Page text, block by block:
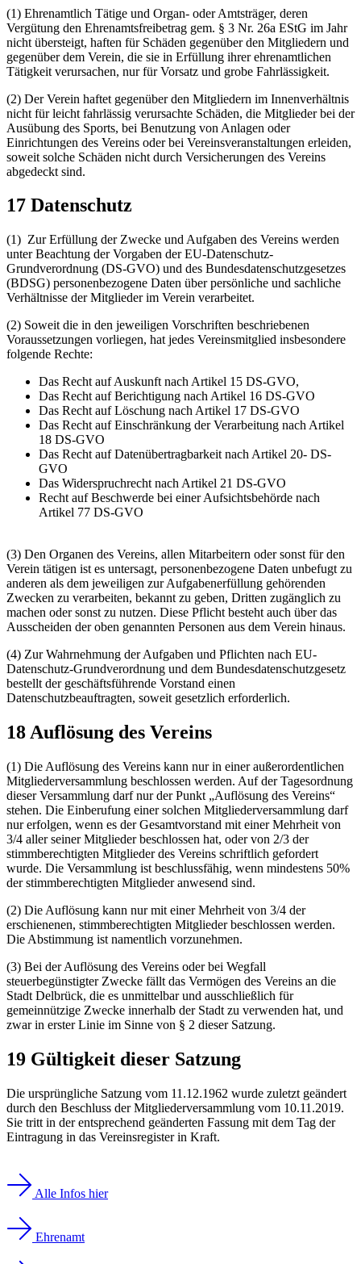
(1) Ehrenamtlich Tätige und Organ- oder Amtsträger, deren
Vergütung den Ehrenamtsfreibetrag gem. § 3 Nr. 26a EStG im Jahr
nicht übersteigt, haften für Schäden gegenüber den Mitgliedern und
gegenüber dem Verein, die sie in Erfüllung ihrer ehrenamtlichen
Tätigkeit verursachen, nur für Vorsatz und grobe Fahrlässigkeit.
(2) Der Verein haftet gegenüber den Mitgliedern im Innenverhältnis
nicht für leicht fahrlässig verursachte Schäden, die Mitglieder bei der
Ausübung des Sports, bei Benutzung von Anlagen oder
Einrichtungen des Vereins oder bei Vereinsveranstaltungen erleiden,
soweit solche Schäden nicht durch Versicherungen des Vereins
abgedeckt sind.
17 Datenschutz
(1) Zur Erfüllung der Zwecke und Aufgaben des Vereins werden
unter Beachtung der Vorgaben der EU-Datenschutz-
Grundverordnung (DS-GVO) und des Bundesdatenschutzgesetzes
(BDSG) personenbezogene Daten über persönliche und sachliche
Verhältnisse der Mitglieder im Verein verarbeitet.
(2) Soweit die in den jeweiligen Vorschriften beschriebenen
Voraussetzungen vorliegen, hat jedes Vereinsmitglied insbesondere
folgende Rechte:
Das Recht auf Auskunft nach Artikel 15 DS-GVO,
Das Recht auf Berichtigung nach Artikel 16 DS-GVO
Das Recht auf Löschung nach Artikel 17 DS-GVO
Das Recht auf Einschränkung der Verarbeitung nach Artikel
18 DS-GVO
Das Recht auf Datenübertragbarkeit nach Artikel 20- DS-
GVO
Das Widerspruchrecht nach Artikel 21 DS-GVO
Recht auf Beschwerde bei einer Aufsichtsbehörde nach
Artikel 77 DS-GVO
(3) Den Organen des Vereins, allen Mitarbeitern oder sonst für den
Verein tätigen ist es untersagt, personenbezogene Daten unbefugt zu
anderen als dem jeweiligen zur Aufgabenerfüllung gehörenden
Zwecken zu verarbeiten, bekannt zu geben, Dritten zugänglich zu
machen oder sonst zu nutzen. Diese Pflicht besteht auch über das
Ausscheiden der oben genannten Personen aus dem Verein hinaus.
(4) Zur Wahrnehmung der Aufgaben und Pflichten nach EU-
Datenschutz-Grundverordnung und dem Bundesdatenschutzgesetz
bestellt der geschäftsführende Vorstand einen
Datenschutzbeauftragten, soweit gesetzlich erforderlich.
18 Auflösung des Vereins
(1) Die Auflösung des Vereins kann nur in einer außerordentlichen
Mitgliederversammlung beschlossen werden. Auf der Tagesordnung
dieser Versammlung darf nur der Punkt „Auflösung des Vereins“
stehen. Die Einberufung einer solchen Mitgliederversammlung darf
nur erfolgen, wenn es der Gesamtvorstand mit einer Mehrheit von
3/4 aller seiner Mitglieder beschlossen hat, oder von 2/3 der
stimmberechtigten Mitglieder des Vereins schriftlich gefordert
wurde. Die Versammlung ist beschlussfähig, wenn mindestens 50%
der stimmberechtigten Mitglieder anwesend sind.
(2) Die Auflösung kann nur mit einer Mehrheit von 3/4 der
erschienenen, stimmberechtigten Mitglieder beschlossen werden.
Die Abstimmung ist namentlich vorzunehmen.
(3) Bei der Auflösung des Vereins oder bei Wegfall
steuerbegünstigter Zwecke fällt das Vermögen des Vereins an die
Stadt Delbrück, die es unmittelbar und ausschließlich für
gemeinnützige Zwecke innerhalb der Stadt zu verwenden hat, und
zwar in erster Linie im Sinne von § 2 dieser Satzung.
19 Gültigkeit dieser Satzung
Die ursprüngliche Satzung vom 11.12.1962 wurde zuletzt geändert
durch den Beschluss der Mitgliederversammlung vom 10.11.2019.
Sie tritt in der entsprechend geänderten Fassung mit dem Tag der
Eintragung in das Vereinsregister in Kraft.
Alle Infos hier
Ehrenamt